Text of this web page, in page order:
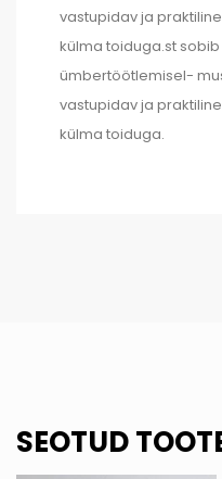
vastupidav ja
külma toiduga.st
ümbertöötlemisel-
vastupidav ja
külma toiduga.
SEOTUD